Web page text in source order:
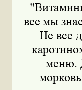
все мы
Не все
меню.